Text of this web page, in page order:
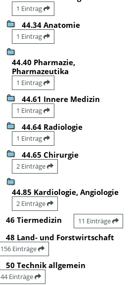
1 Eintrag
44.34 Anatomie
1 Eintrag
44.40 Pharmazie,
Pharmazeutika
1 Eintrag
44.61 Innere Medizin
1 Eintrag
44.64 Radiologie
1 Eintrag
44.65 Chirurgie
2 Einträge
44.85 Kardiologie, Angiologie
2 Einträge
46 Tiermedizin 11 Einträge
48 Land- und Forstwirtschaft
156 Einträge
50 Technik allgemein
44 Einträge